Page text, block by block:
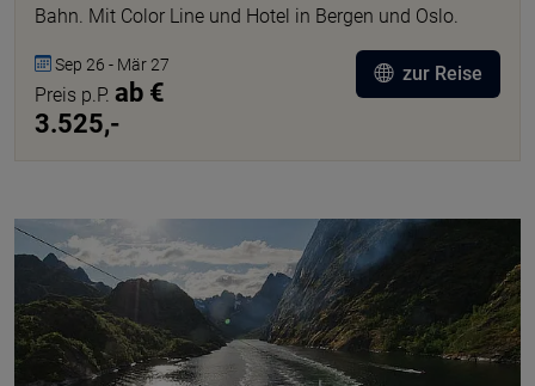
Bahn. Mit Color Line und Hotel in Bergen und Oslo.
Sep 26 - Mär 27
Preis p.P. ab €
3.525,-
zur Reise